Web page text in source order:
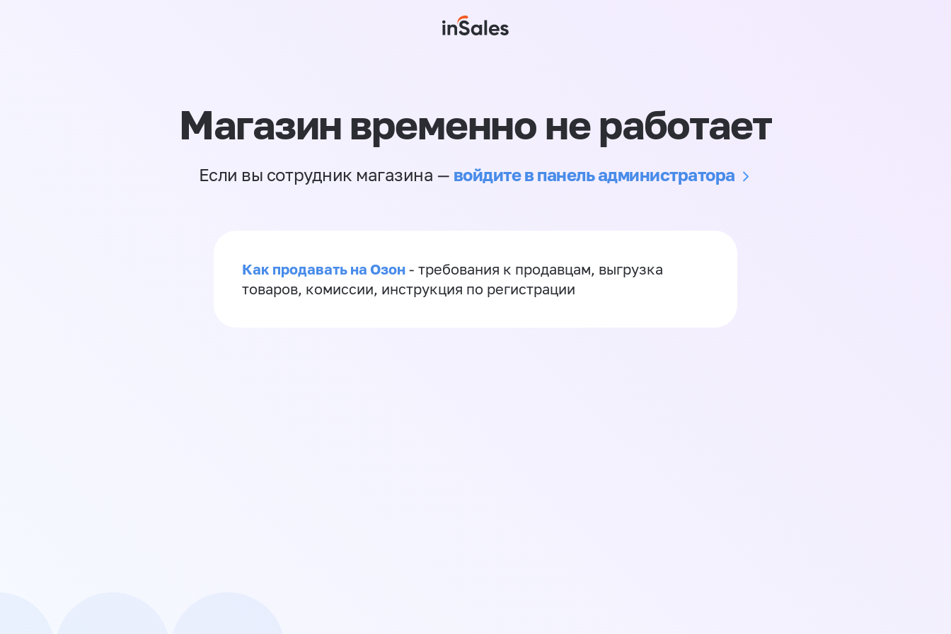
Магазин временно не работает
Если вы сотрудник магазина — войдите в панель администратора
Как продавать на Озон - требования к продавцам, выгрузка
товаров, комиссии, инструкция по регистрации